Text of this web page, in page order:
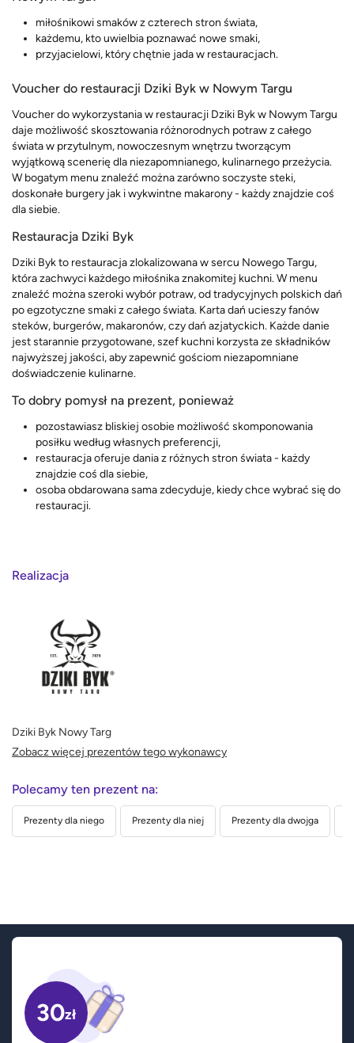
miłośnikowi smaków z czterech stron świata,
każdemu, kto uwielbia poznawać nowe smaki,
przyjacielowi, który chętnie jada w restauracjach.
Voucher do restauracji Dziki Byk w Nowym Targu
Voucher do wykorzystania w restauracji Dziki Byk w Nowym Targu
daje możliwość skosztowania różnorodnych potraw z całego
świata w przytulnym, nowoczesnym wnętrzu tworzącym
wyjątkową scenerię dla niezapomnianego, kulinarnego przeżycia.
W bogatym menu znaleźć można zarówno soczyste steki,
doskonałe burgery jak i wykwintne makarony - każdy znajdzie coś
dla siebie.
Restauracja Dziki Byk
Dziki Byk to restauracja zlokalizowana w sercu Nowego Targu,
która zachwyci każdego miłośnika znakomitej kuchni. W menu
znaleźć można szeroki wybór potraw, od tradycyjnych polskich dań
po egzotyczne smaki z całego świata. Karta dań ucieszy fanów
steków, burgerów, makaronów, czy dań azjatyckich. Każde danie
jest starannie przygotowane, szef kuchni korzysta ze składników
najwyższej jakości, aby zapewnić gościom niezapomniane
doświadczenie kulinarne.
To dobry pomysł na prezent, ponieważ
pozostawiasz bliskiej osobie możliwość skomponowania
posiłku według własnych preferencji,
restauracja oferuje dania z różnych stron świata - każdy
znajdzie coś dla siebie,
osoba obdarowana sama zdecyduje, kiedy chce wybrać się do
restauracji.
Realizacja
Dziki Byk Nowy Targ
Zobacz więcej prezentów tego wykonawcy
Polecamy ten prezent na:
Prezenty dla niego Prezenty dla niej Prezenty dla dwojga
30zł